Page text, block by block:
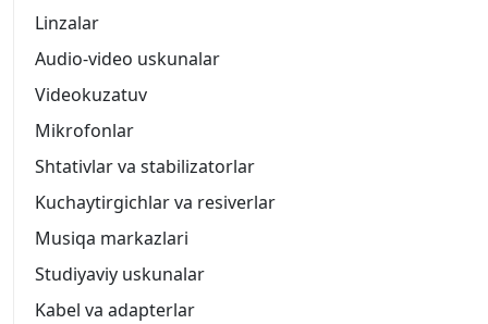
Linzalar
Audio-video uskunalar
Videokuzatuv
Mikrofonlar
Shtativlar va stabilizatorlar
Kuchaytirgichlar va resiverlar
Musiqa markazlari
Studiyaviy uskunalar
Kabel va adapterlar